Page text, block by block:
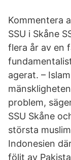
Kommentera
SSU i Skåne
flera år av en
agerat. –
problem,
SSU Skåne
största
Indonesien
följt av